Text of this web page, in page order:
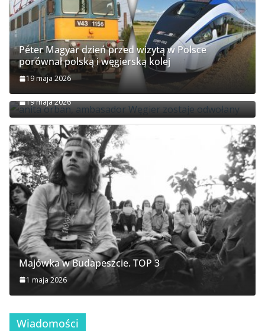
Péter Magyar dzień przed wizytą w Polsce
porównał polską i węgierską kolej
19 maja 2026
Tuż przed wizytą Pétera Magyara w Polsce
ambasador Węgier zostaje odwołany
19 maja 2026
Majówka w Budapeszcie. TOP 3
1 maja 2026
Wiadomości